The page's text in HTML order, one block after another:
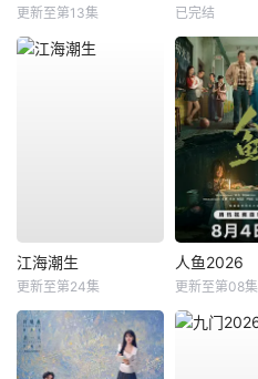
更新至第13集 已完结
江海潮生
更新至第24集
人鱼2026
更新至第08集